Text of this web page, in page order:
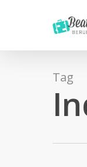
content
Tag